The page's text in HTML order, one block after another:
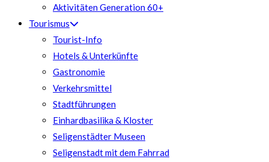
Aktivitäten Generation 60+
Tourismus
Tourist-Info
Hotels & Unterkünfte
Gastronomie
Verkehrsmittel
Stadtführungen
Einhardbasilika & Kloster
Seligenstädter Museen
Seligenstadt mit dem Fahrrad